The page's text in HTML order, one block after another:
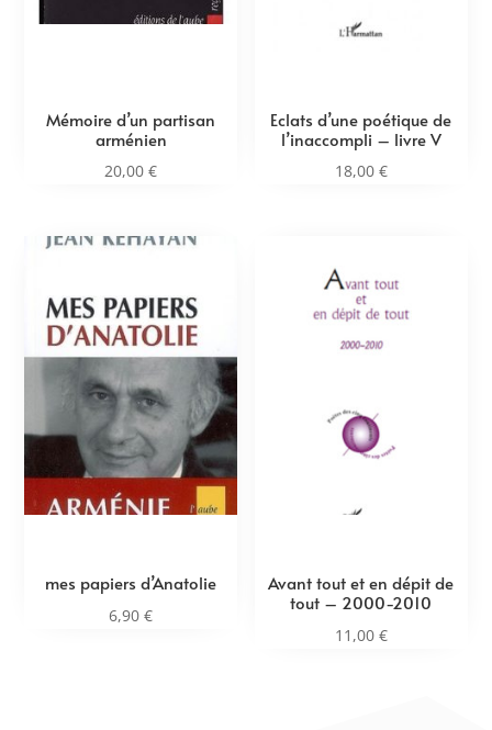
Mémoire d’un partisan
arménien
20,00€
Eclats d’une poétique de
l’inaccompli – livre V
18,00 €
mes papiers d’Anatolie
6,90€
Avant tout et en dépit de
tout – 2000-2010
11,00 €